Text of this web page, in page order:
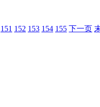
151 152 153 154 155 下一页